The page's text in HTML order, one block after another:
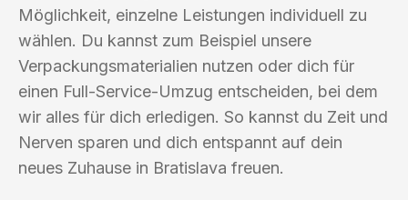
Möglichkeit, einzelne Leistungen individuell zu
wählen. Du kannst zum Beispiel unsere
Verpackungsmaterialien nutzen oder dich für
einen Full-Service-Umzug entscheiden, bei dem
wir alles für dich erledigen. So kannst du Zeit und
Nerven sparen und dich entspannt auf dein
neues Zuhause in Bratislava freuen.